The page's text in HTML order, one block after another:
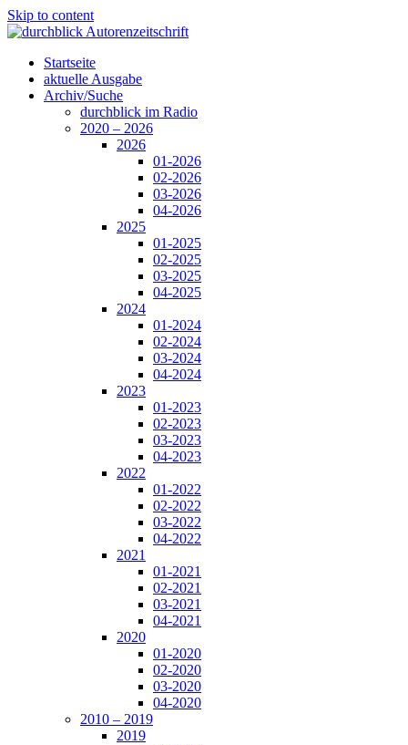
Skip to content
Startseite
aktuelle Ausgabe
Archiv/Suche
durchblick im Radio
2020 – 2026
2026
01-2026
02-2026
03-2026
04-2026
2025
01-2025
02-2025
03-2025
04-2025
2024
01-2024
02-2024
03-2024
04-2024
2023
01-2023
02-2023
03-2023
04-2023
2022
01-2022
02-2022
03-2022
04-2022
2021
01-2021
02-2021
03-2021
04-2021
2020
01-2020
02-2020
03-2020
04-2020
2010 – 2019
2019